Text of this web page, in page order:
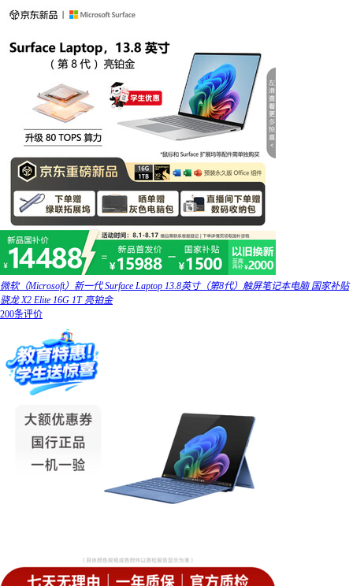
微软（Microsoft）新一代 Surface Laptop 13.8英寸（第8代）触屏笔记本电脑 国家补贴
骁龙 X2 Elite 16G 1T 亮铂金
200条评价